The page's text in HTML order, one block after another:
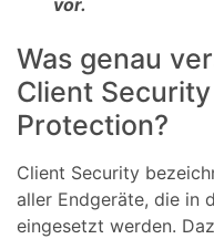
Was genau
Client
Protection?
Client Security
aller Endgeräte, die in
eingesetzt werden.